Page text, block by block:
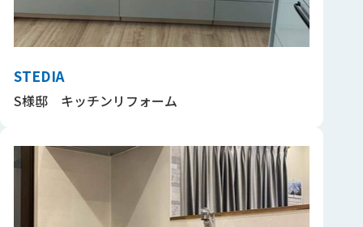
STEDIA
S様邸 キッチンリフォーム